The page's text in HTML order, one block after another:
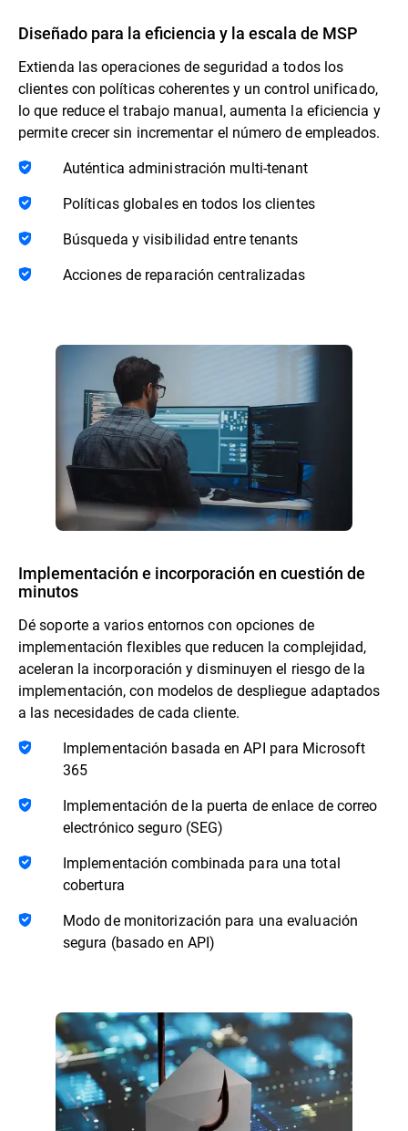
Diseñado para la eficiencia y la escala de MSP
Extienda las operaciones de seguridad a todos los
clientes con políticas coherentes y un control unificado,
lo que reduce el trabajo manual, aumenta la eficiencia y
permite crecer sin incrementar el número de empleados.
Auténtica administración multi-tenant
Políticas globales en todos los clientes
Búsqueda y visibilidad entre tenants
Acciones de reparación centralizadas
Implementación e incorporación en cuestión de
minutos
Dé soporte a varios entornos con opciones de
implementación flexibles que reducen la complejidad,
aceleran la incorporación y disminuyen el riesgo de la
implementación, con modelos de despliegue adaptados
a las necesidades de cada cliente.
Implementación basada en API para Microsoft
365
Implementación de la puerta de enlace de correo
electrónico seguro (SEG)
Implementación combinada para una total
cobertura
Modo de monitorización para una evaluación
segura (basado en API)